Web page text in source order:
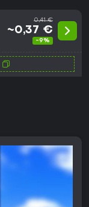
0,41 €
~0,37 €
-9%